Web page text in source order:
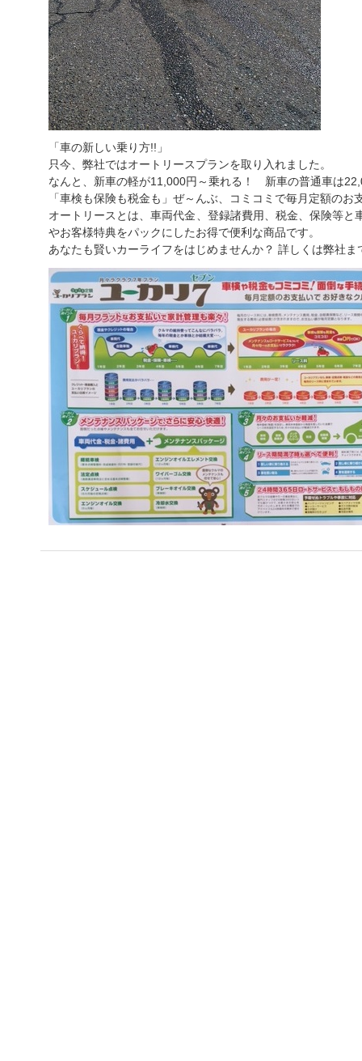
「車の新しい乗り方!!」
只今、弊社ではオートリースプランを取り入れました。
なんと、新車の軽が11,000円～乗れる！ 新車の普通車は
「車検も保険も税金も」ぜ～んぶ、コミコミで毎月定額の
オートリースとは、車両代金、登録諸費用、税金、保険等
やお客様特典をパックにしたお得で便利な商品です。
あなたも賢いカーライフをはじめませんか？ 詳しくは弊社